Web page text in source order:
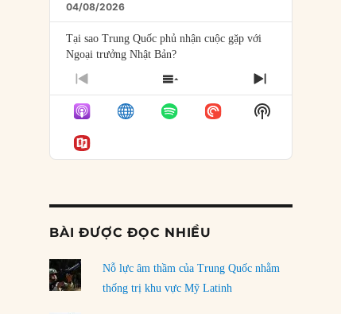
04/08/2026
Tại sao Trung Quốc phủ nhận cuộc gặp với
Ngoại trưởng Nhật Bản?
04/08/2026
Điểm mù chiến lược của Trump tại Thái Bình
Dương
03/08/2026
rủi ro
01/08/2026
PREVIOUS
EPISODE
SHOW
EPISODES
LIST
NEXT
EPISODE
Show
Podcast
BÀI ĐƯỢC ĐỌC NHIỀU
Nỗ lực âm thầm của Trung Quốc nhằm
thống trị khu vực Mỹ Latinh